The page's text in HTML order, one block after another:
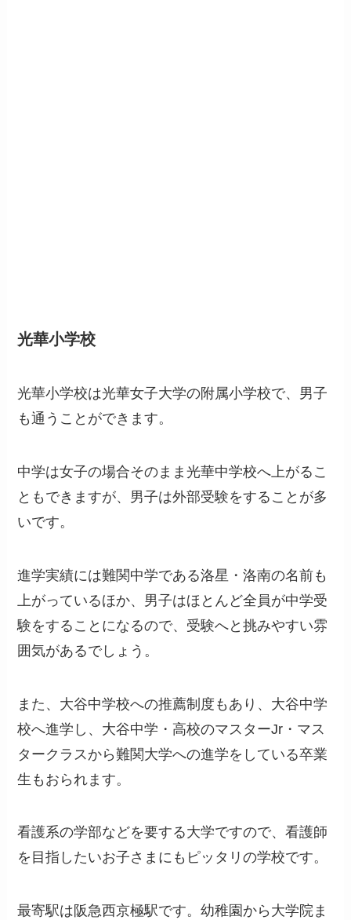
光華小学校
光華小学校は光華女子大学の附属小学校で、男子
も通うことができます。
中学は女子の場合そのまま光華中学校へ上がるこ
ともできますが、男子は外部受験をすることが多
いです。
進学実績には難関中学である洛星・洛南の名前も
上がっているほか、男子はほとんど全員が中学受
験をすることになるので、受験へと挑みやすい雰
囲気があるでしょう。
また、大谷中学校への推薦制度もあり、大谷中学
校へ進学し、大谷中学・高校のマスターJr・マス
タークラスから難関大学への進学をしている卒業
生もおられます。
看護系の学部などを要する大学ですので、看護師
を目指したいお子さまにもピッタリの学校です。
最寄駅は阪急西京極駅です。幼稚園から大学院ま